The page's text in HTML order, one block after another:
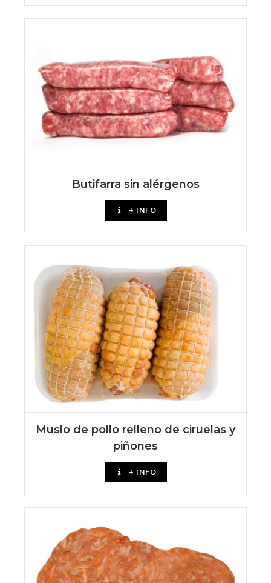
Butifarra sin alérgenos
+ INFO
Muslo de pollo relleno de ciruelas y
piñones
+ INFO